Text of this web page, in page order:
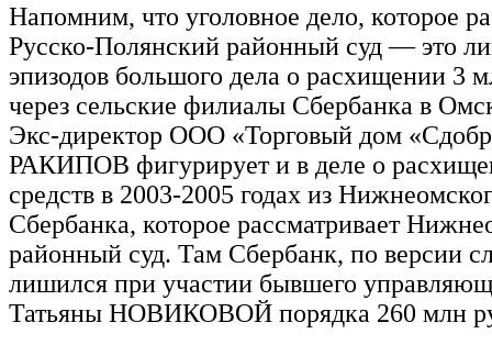
Напомним, что уголовное дело, которое
Русско-Полянский районный суд — это
эпизодов большого дела о расхищении 3
через сельские филиалы Сбербанка в
Экс-директор ООО «Торговый дом
РАКИПОВ фигурирует и в деле о
средств в 2003-2005 годах из
Сбербанка, которое рассматривает
районный суд. Там Сбербанк, по версии
лишился при участии бывшего
Татьяны НОВИКОВОЙ порядка 260 млн